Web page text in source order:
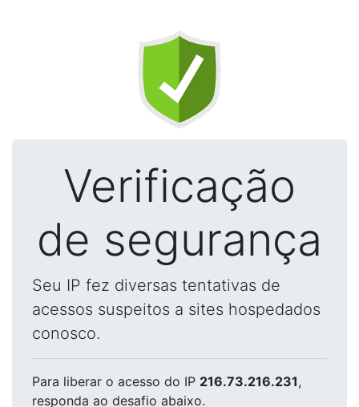
Verificação
de segurança
Seu IP fez diversas tentativas de
acessos suspeitos a sites hospedados
conosco.
Para liberar o acesso do IP 216.73.216.231,
responda ao desafio abaixo.